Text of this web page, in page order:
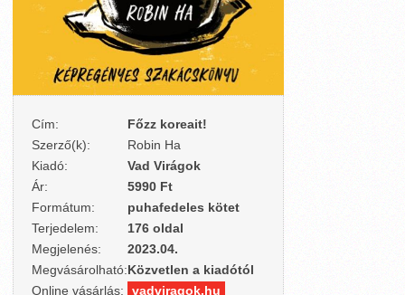
Cím:
Főzz koreait!
Szerző(k):
Robin Ha
Kiadó:
Vad Virágok
Ár:
5990 Ft
Formátum:
puhafedeles kötet
Terjedelem:
176 oldal
Megjelenés:
2023.04.
Megvásárolható:Közvetlen a kiadótól
Online vásárlás:
vadviragok.hu